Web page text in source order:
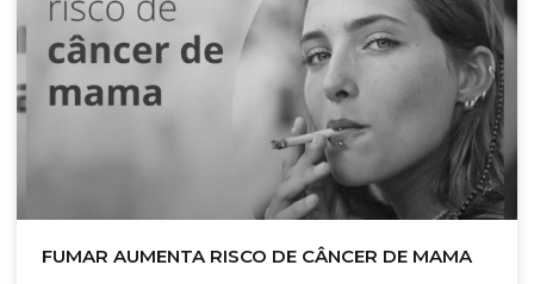
FUMAR AUMENTA RISCO DE CÂNCER DE MAMA